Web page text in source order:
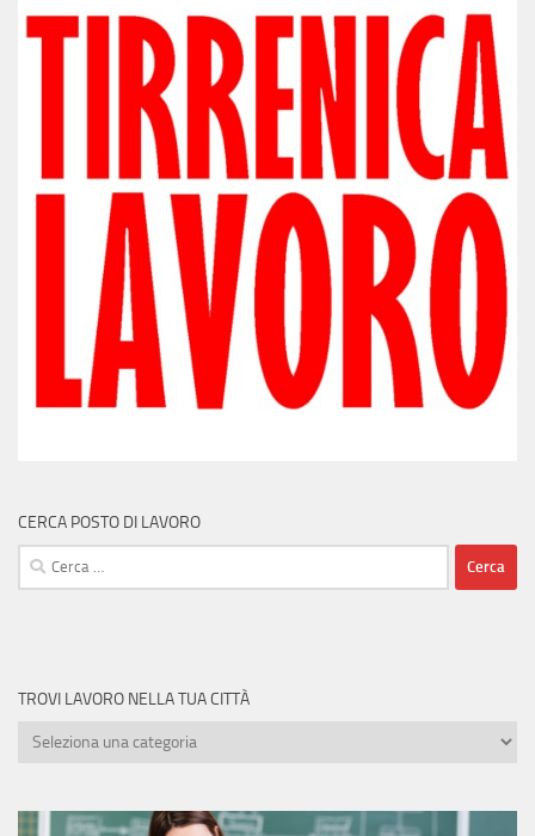
CERCA POSTO DI LAVORO
Ricerca
per:
TROVI LAVORO NELLA TUA CITTÀ
Trovi
tua